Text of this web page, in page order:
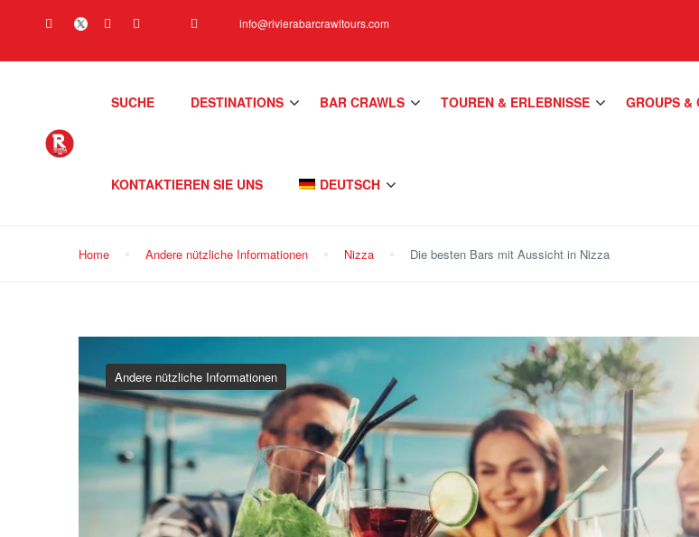
info@rivierabarcrawltours.com
SUCHE DESTINATIONS BAR CRAWLS TOUREN & ERLEBNISSE GROUPS &
KONTAKTIEREN SIE UNS DEUTSCH
Home Andere nützliche Informationen Nizza Die besten Bars mit Aussicht in Nizza
Andere nützliche Informationen